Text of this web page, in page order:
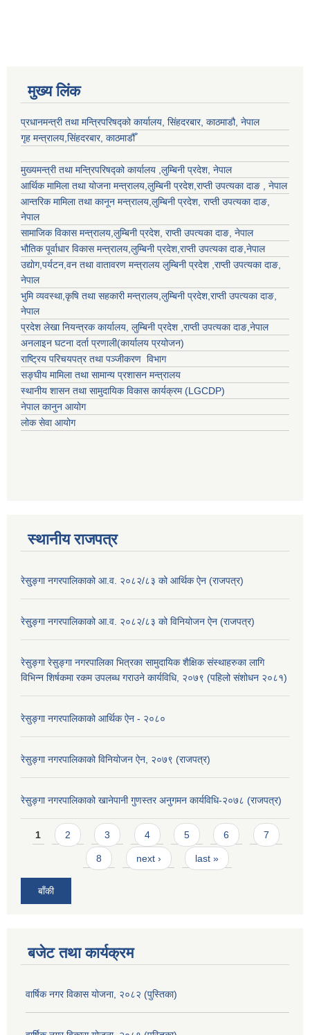
मुख्य लिंक
प्रधानमन्त्री तथा मन्त्रिपरिषद्को कार्यालय, सिंहदरबार, काठमाडौ, नेपाल
गृह मन्त्रालय,सिंहदरबार, काठमाडौँ
मुख्यमन्त्री तथा मन्त्रिपरिषद्को कार्यालय ,लुम्बिनी प्रदेश, नेपाल
आर्थिक मामिला तथा योजना मन्त्रालय,लुम्बिनी प्रदेश,राप्ती उपत्यका दाङ , नेपाल
आन्तरिक मामिला तथा कानून मन्त्रालय,लुम्बिनी प्रदेश, राप्ती उपत्यका दाङ,
नेपाल
सामाजिक विकास मन्त्रालय,लुम्बिनी प्रदेश, राप्ती उपत्यका दाङ, नेपाल
भौतिक पूर्वाधार विकास मन्त्रालय,लुम्बिनी प्रदेश,राप्ती उपत्यका दाङ,नेपाल
उद्याेग,पर्यटन,वन तथा वातावरण मन्त्रालय लुम्बिनी प्रदेश ,राप्ती उपत्यका दाङ,
नेपाल
भुमि व्यवस्था,कृषि तथा सहकारी मन्त्रालय,लुम्बिनी प्रदेश,राप्ती उपत्यका दाङ,
नेपाल
प्रदेश लेखा नियन्त्रक कार्यालय, लुम्बिनी प्रदेश ,राप्ती उपत्यका दाङ,नेपाल
अनलाइन घटना दर्ता प्रणाली(कार्यालय प्रयोजन)
राष्ट्रिय परिचयपत्र तथा पञ्जीकरण विभाग
सङ्घीय मामिला तथा सामान्य प्रशासन मन्त्रालय
स्थानीय शासन तथा सामुदायिक विकास कार्यक्रम (LGCDP)
नेपाल कानुन आयोग
लोक सेवा आयोग
स्थानीय राजपत्र
रेसु्ङ्गा नगरपालिकाको आ.व. २०८२/८३ को आर्थिक ऐन (राजपत्र)
रेसु्ङ्गा नगरपालिकाको आ.व. २०८२/८३ को विनियोजन ऐन (राजपत्र)
रेसुङ्गा रेसुङ्गा नगरपालिका भित्रका सामुदायिक शैक्षिक संस्थाहरुका लागि
विभिन्न शिर्षकमा रकम उपलब्ध गराउने कार्यविधि, २०७९ (पहिलो संशोधन २०८१)
रेसुङ्गा नगरपालिकाको आर्थिक ऐन - २०८०
रेसुङ्गा नगरपालिकाको विनियोजन ऐन, २०७९ (राजपत्र)
रेसुङ्गा नगरपालिकाको खानेपानी गुणस्तर अनुगमन कार्यविधि-२०७८ (राजपत्र)
Pages
1 2 3 4 5 6 7
8 next › last »
बाँकी
बजेट तथा कार्यक्रम
वार्षिक नगर विकास योजना, २०८२ (पुस्तिका)